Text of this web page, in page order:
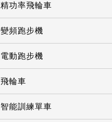
精功率飛輪車
變頻跑步機
電動跑步機
飛輪車
智能訓練單車